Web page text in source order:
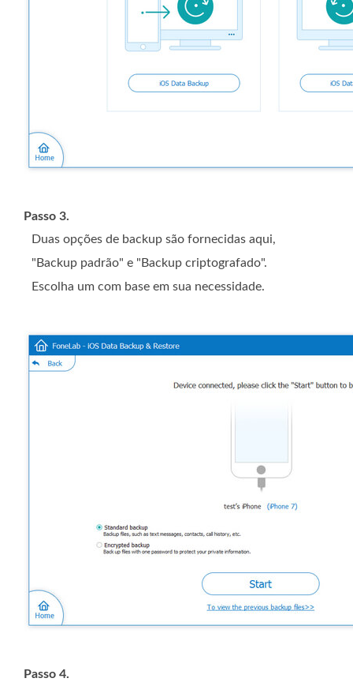
Passo 3.
Duas opções de backup são fornecidas aqui,
"Backup padrão" e "Backup criptografado".
Escolha um com base em sua necessidade.
Passo 4.